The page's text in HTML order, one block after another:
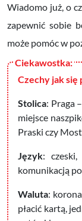
Wiadomo już, o
zapewnić sobie
może pomóc w
Czechy jak
Stolica: Praga
miejsce
Praski czy
Język:
komunikacją
Waluta:
płacić kartą,